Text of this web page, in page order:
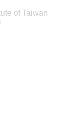
of Taiwan